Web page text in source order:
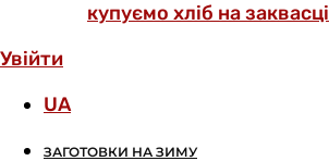
купуємо хліб на заквасці
Увійти
UA
ЗАГОТОВКИ НА ЗИМУ